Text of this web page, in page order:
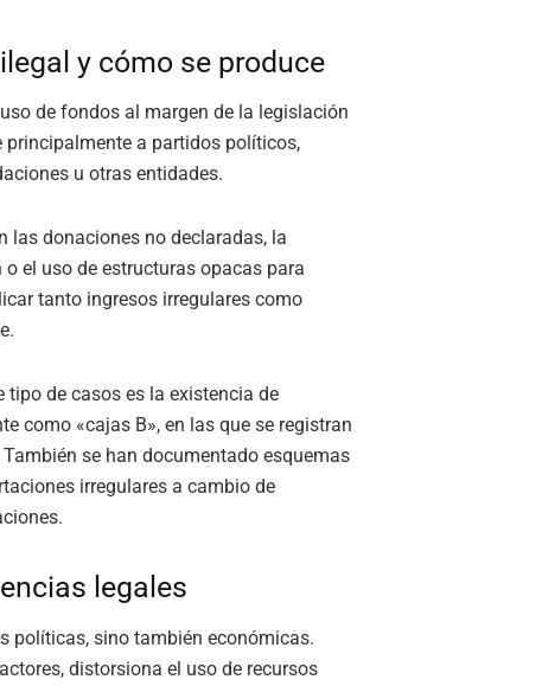
y cómo se produce
de fondos al margen de la legislación
principalmente a partidos políticos,
u otras entidades.
las donaciones no declaradas, la
el uso de estructuras opacas para
tanto ingresos irregulares como
tipo de casos es la existencia de
como «cajas B», en las que se registran
se han documentado esquemas
irregulares a cambio de
legales
políticas, sino también económicas.
distorsiona el uso de recursos